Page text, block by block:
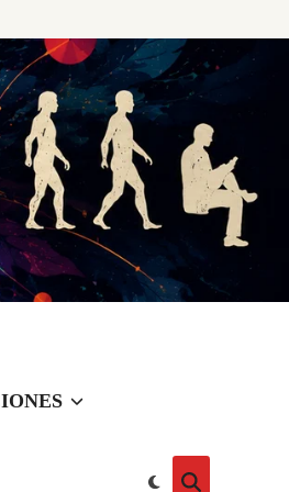
Cambiar
Abrir